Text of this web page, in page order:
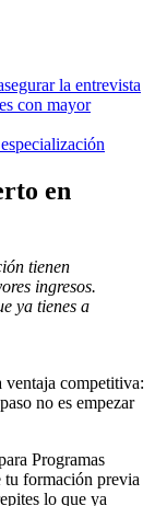
la entrevista
con mayor
en
tienen
ingresos.
ya tienes a
ventaja competitiva:
no es empezar
Programas
tu formación previa
lo que ya